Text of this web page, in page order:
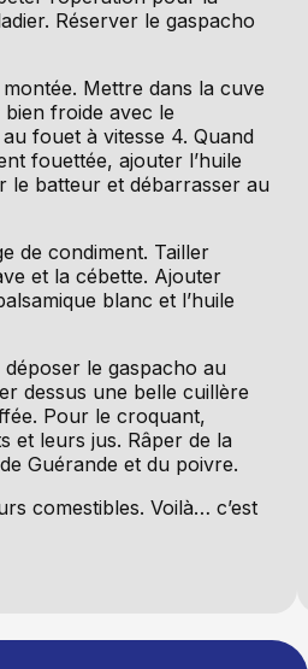
Réserver le gaspacho
Mettre dans la cuve
froide avec le
fouet à vitesse 4. Quand
fouettée, ajouter l’huile
le batteur et débarrasser au
de condiment. Tailler
et la cébette. Ajouter
blanc et l’huile
le gaspacho au
dessus une belle cuillère
Pour le croquant,
et leurs jus. Râper de la
Guérande et du poivre.
comestibles. Voilà… c’est